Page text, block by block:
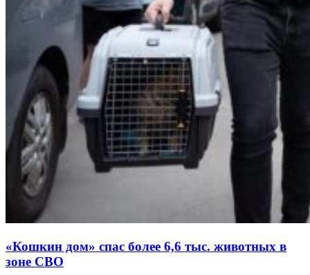
«Кошкин дом» спас более 6,6 тыс. животных в
зоне СВО